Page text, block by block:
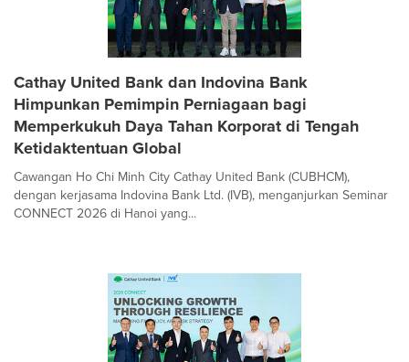
Cathay United Bank dan Indovina Bank
Himpunkan Pemimpin Perniagaan bagi
Memperkukuh Daya Tahan Korporat di Tengah
Ketidaktentuan Global
Cawangan Ho Chi Minh City Cathay United Bank (CUBHCM),
dengan kerjasama Indovina Bank Ltd. (IVB), menganjurkan Seminar
CONNECT 2026 di Hanoi yang...